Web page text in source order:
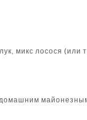
микс лосося (или